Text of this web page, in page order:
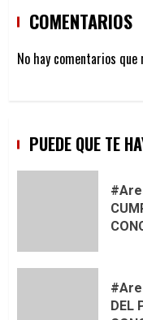
COMENTARIOS
No hay comentarios
PUEDE QUE TE
DEL